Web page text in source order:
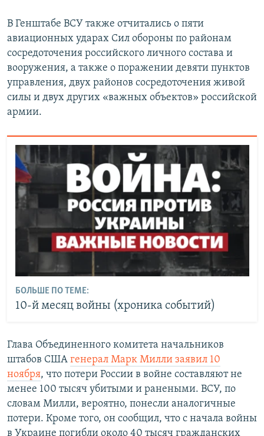
В Генштабе ВСУ также отчитались о пяти
авиационных ударах Сил обороны по районам
сосредоточения российского личного состава и
вооружения, а также о поражении девяти пунктов
управления, двух районов сосредоточения живой
силы и двух других «важных объектов» российской
армии.
БОЛЬШЕ ПО ТЕМЕ:
10-й месяц войны (хроника событий)
Глава Объединенного комитета начальников
штабов США генерал Марк Милли заявил 10
ноября, что потери России в войне составляют не
менее 100 тысяч убитыми и ранеными. ВСУ, по
словам Милли, вероятно, понесли аналогичные
потери. Кроме того, он сообщил, что с начала войны
в Украине погибли около 40 тысяч гражданских